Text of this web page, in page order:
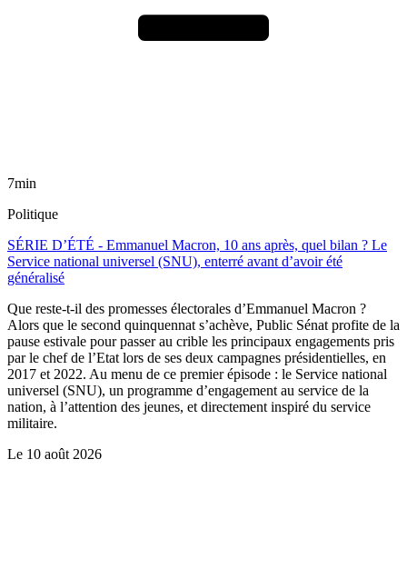
7min
Politique
SÉRIE D’ÉTÉ - Emmanuel Macron, 10 ans après, quel bilan ? Le
Service national universel (SNU), enterré avant d’avoir été
généralisé
Que reste-t-il des promesses électorales d’Emmanuel Macron ?
Alors que le second quinquennat s’achève, Public Sénat profite de la
pause estivale pour passer au crible les principaux engagements pris
par le chef de l’Etat lors de ses deux campagnes présidentielles, en
2017 et 2022. Au menu de ce premier épisode : le Service national
universel (SNU), un programme d’engagement au service de la
nation, à l’attention des jeunes, et directement inspiré du service
militaire.
Le 10 août 2026